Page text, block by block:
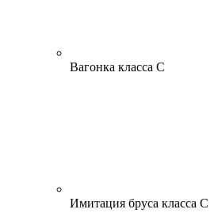
Вагонка класса С
Имитация бруса класса С